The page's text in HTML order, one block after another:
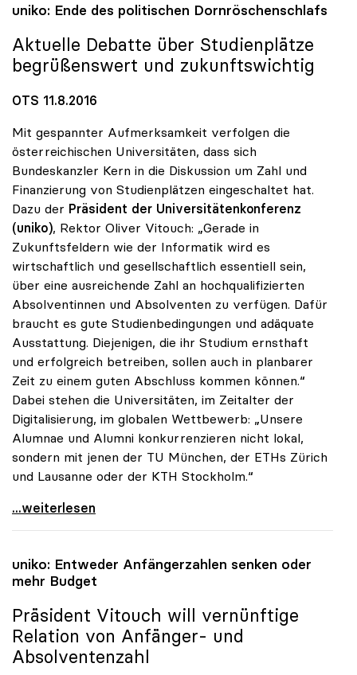
uniko: Ende des politischen Dornröschenschlafs
Aktuelle Debatte über Studienplätze
begrüßenswert und zukunftswichtig
OTS 11.8.2016
Mit gespannter Aufmerksamkeit verfolgen die
österreichischen Universitäten, dass sich
Bundeskanzler Kern in die Diskussion um Zahl und
Finanzierung von Studienplätzen eingeschaltet hat.
Dazu der Präsident der Universitätenkonferenz
(uniko), Rektor Oliver Vitouch: „Gerade in
Zukunftsfeldern wie der Informatik wird es
wirtschaftlich und gesellschaftlich essentiell sein,
über eine ausreichende Zahl an hochqualifizierten
Absolventinnen und Absolventen zu verfügen. Dafür
braucht es gute Studienbedingungen und adäquate
Ausstattung. Diejenigen, die ihr Studium ernsthaft
und erfolgreich betreiben, sollen auch in planbarer
Zeit zu einem guten Abschluss kommen können.“
Dabei stehen die Universitäten, im Zeitalter der
Digitalisierung, im globalen Wettbewerb: „Unsere
Alumnae und Alumni konkurrenzieren nicht lokal,
sondern mit jenen der TU München, der ETHs Zürich
und Lausanne oder der KTH Stockholm.“
uniko: Ende des politischen Dornröschenschlafs
...weiterlesen
uniko: Entweder Anfängerzahlen senken oder
mehr Budget
Präsident Vitouch will vernünftige
Relation von Anfänger- und
Absolventenzahl